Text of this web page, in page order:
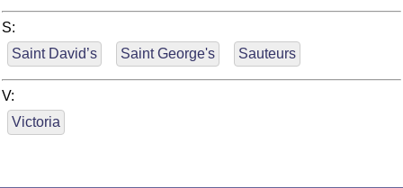
S:
Saint David’s
Saint George's Sauteurs
V:
Victoria